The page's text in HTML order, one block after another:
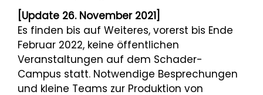
[Update 26. November 2021]
Es finden bis auf Weiteres, vorerst bis Ende
Februar 2022, keine öffentlichen
Veranstaltungen auf dem Schader-
Campus statt. Notwendige Besprechungen
und kleine Teams zur Produktion von